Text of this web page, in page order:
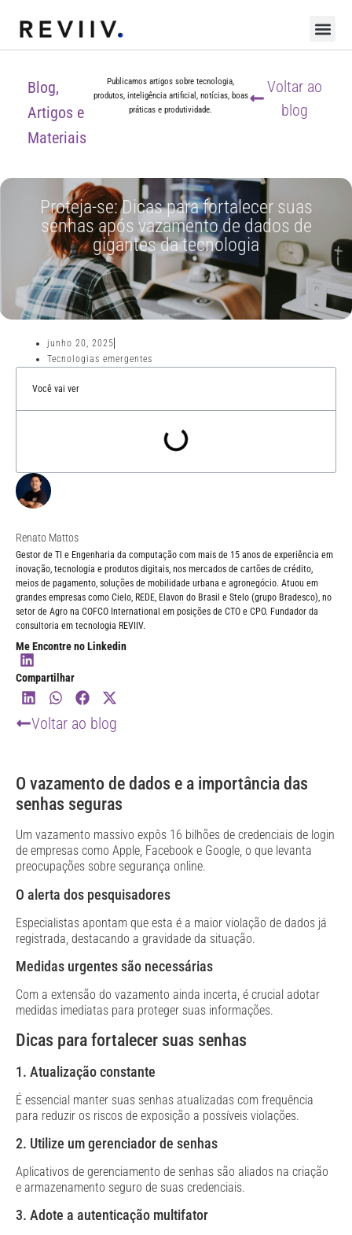
Blog,
Artigos e
Materiais
Publicamos artigos sobre tecnologia,
produtos, inteligência artificial, notícias, boas
práticas e produtividade.
Voltar ao
blog
Proteja-se: Dicas para fortalecer suas
senhas após vazamento de dados de
gigantes da tecnologia
junho 20, 2025
Tecnologias emergentes
Você vai ver
Renato Mattos
Gestor de TI e Engenharia da computação com mais de 15 anos de experiência em
inovação, tecnologia e produtos digitais, nos mercados de cartões de crédito,
meios de pagamento, soluções de mobilidade urbana e agronegócio. Atuou em
grandes empresas como Cielo, REDE, Elavon do Brasil e Stelo (grupo Bradesco), no
setor de Agro na COFCO International em posições de CTO e CPO. Fundador da
consultoria em tecnologia REVIIV.
Me Encontre no Linkedin
Compartilhar
Voltar ao blog
O vazamento de dados e a importância das
senhas seguras
Um vazamento massivo expôs 16 bilhões de credenciais de login
de empresas como Apple, Facebook e Google, o que levanta
preocupações sobre segurança online.
O alerta dos pesquisadores
Especialistas apontam que esta é a maior violação de dados já
registrada, destacando a gravidade da situação.
Medidas urgentes são necessárias
Com a extensão do vazamento ainda incerta, é crucial adotar
medidas imediatas para proteger suas informações.
Dicas para fortalecer suas senhas
1. Atualização constante
É essencial manter suas senhas atualizadas com frequência
para reduzir os riscos de exposição a possíveis violações.
2. Utilize um gerenciador de senhas
Aplicativos de gerenciamento de senhas são aliados na criação
e armazenamento seguro de suas credenciais.
3. Adote a autenticação multifator